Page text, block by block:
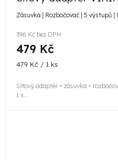
Zásuvka | Rozbočovač | 5 výstupů |
396 Kč bez DPH
479 Kč
Měrná
479 Kč / 1 ks
Síťový adaptér • zásuvka •
1 x...